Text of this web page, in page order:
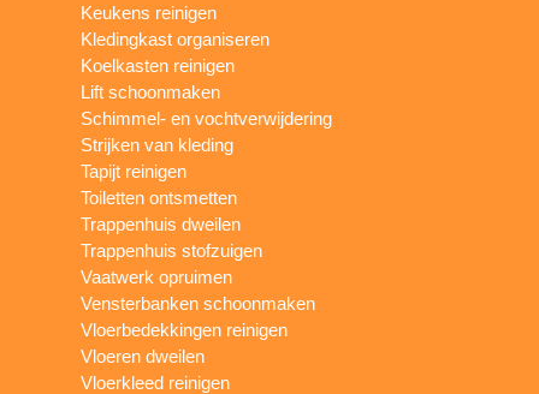
Keukens reinigen
Kledingkast organiseren
Koelkasten reinigen
Lift schoonmaken
Schimmel- en vochtverwijdering
Strijken van kleding
Tapijt reinigen
Toiletten ontsmetten
Trappenhuis dweilen
Trappenhuis stofzuigen
Vaatwerk opruimen
Vensterbanken schoonmaken
Vloerbedekkingen reinigen
Vloeren dweilen
Vloerkleed reinigen